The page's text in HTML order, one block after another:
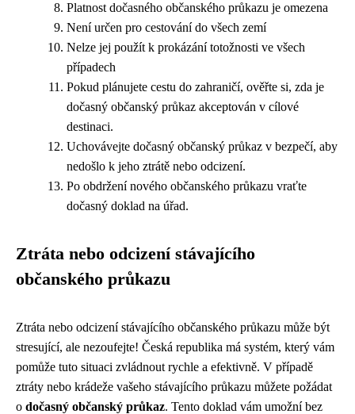
Platnost dočasného občanského průkazu je omezena
Není určen pro cestování do všech zemí
Nelze jej použít k prokázání totožnosti ve všech
případech
Pokud plánujete cestu do zahraničí, ověřte si, zda je
dočasný občanský průkaz akceptován v cílové
destinaci.
Uchovávejte dočasný občanský průkaz v bezpečí, aby
nedošlo k jeho ztrátě nebo odcizení.
Po obdržení nového občanského průkazu vraťte
dočasný doklad na úřad.
Ztráta nebo odcizení stávajícího
občanského průkazu
Ztráta nebo odcizení stávajícího občanského průkazu může být
stresující, ale nezoufejte! Česká republika má systém, který vám
pomůže tuto situaci zvládnout rychle a efektivně. V případě
ztráty nebo krádeže vašeho stávajícího průkazu můžete požádat
o dočasný občanský průkaz. Tento doklad vám umožní bez